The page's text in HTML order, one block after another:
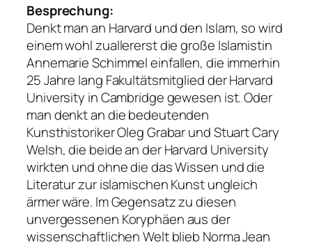
Besprechung:
Denkt man an Harvard und den Islam, so wird
einem wohl zuallererst die große Islamistin
Annemarie Schimmel einfallen, die immerhin
25 Jahre lang Fakultätsmitglied der Harvard
University in Cambridge gewesen ist. Oder
man denkt an die bedeutenden
Kunsthistoriker Oleg Grabar und Stuart Cary
Welsh, die beide an der Harvard University
wirkten und ohne die das Wissen und die
Literatur zur islamischen Kunst ungleich
ärmer wäre. Im Gegensatz zu diesen
unvergessenen Koryphäen aus der
wissenschaftlichen Welt blieb Norma Jean